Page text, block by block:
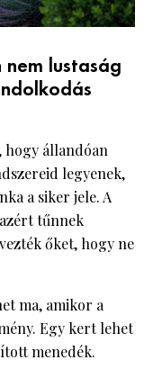
lustaság
hogy állandóan
legyenek,
a siker jele. A
tűnnek
őket, hogy ne
ma, amikor a
Egy kert lehet
menedék.